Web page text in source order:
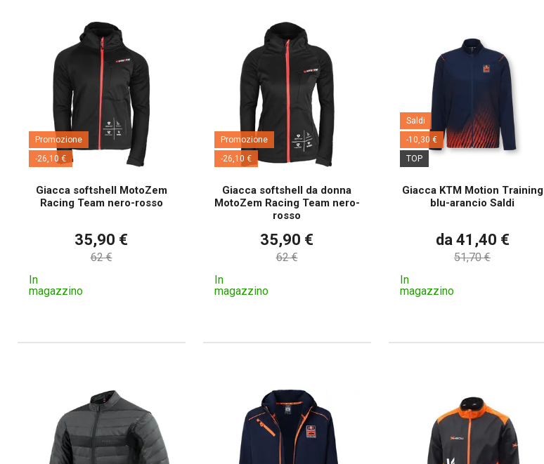
Promozione
-26,10 €
Giacca softshell MotoZem
Racing Team nero-rosso
35,90 €
62 €
In
magazzino
Promozione
-26,10 €
Giacca softshell da donna
MotoZem Racing Team nero-
rosso
35,90 €
62 €
In
magazzino
Saldi
-10,30 €
TOP
Giacca KTM Motion Training
blu-arancio Saldi
da 41,40 €
51,70 €
In
magazzino